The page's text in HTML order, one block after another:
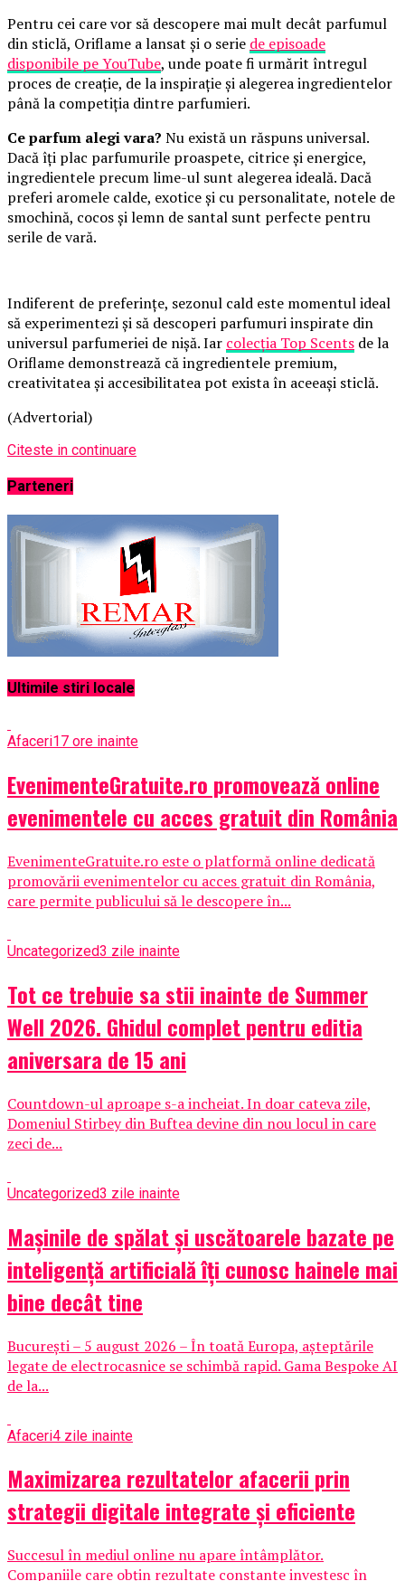
Pentru cei care vor să descopere mai mult decât parfumul
din sticlă, Oriflame a lansat și o serie de episoade
disponibile pe YouTube, unde poate fi urmărit întregul
proces de creație, de la inspirație și alegerea ingredientelor
până la competiția dintre parfumieri.
Ce parfum alegi vara? Nu există un răspuns universal.
Dacă îți plac parfumurile proaspete, citrice și energice,
ingredientele precum lime-ul sunt alegerea ideală. Dacă
preferi aromele calde, exotice și cu personalitate, notele de
smochină, cocos și lemn de santal sunt perfecte pentru
serile de vară.
Indiferent de preferințe, sezonul cald este momentul ideal
să experimentezi și să descoperi parfumuri inspirate din
universul parfumeriei de nișă. Iar colecția Top Scents de la
Oriflame demonstrează că ingredientele premium,
creativitatea și accesibilitatea pot exista în aceeași sticlă.
(Advertorial)
Citeste in continuare
Parteneri
Ultimile stiri locale
Afaceri17 ore inainte
EvenimenteGratuite.ro promovează online
evenimentele cu acces gratuit din România
EvenimenteGratuite.ro este o platformă online dedicată
promovării evenimentelor cu acces gratuit din România,
care permite publicului să le descopere în...
Uncategorized3 zile inainte
Tot ce trebuie sa stii inainte de Summer
Well 2026. Ghidul complet pentru editia
aniversara de 15 ani
Countdown-ul aproape s-a incheiat. In doar cateva zile,
Domeniul Stirbey din Buftea devine din nou locul in care
zeci de...
Uncategorized3 zile inainte
Mașinile de spălat și uscătoarele bazate pe
inteligență artificială îți cunosc hainele mai
bine decât tine
București – 5 august 2026 – În toată Europa, așteptările
legate de electrocasnice se schimbă rapid. Gama Bespoke AI
de la...
Afaceri4 zile inainte
Maximizarea rezultatelor afacerii prin
strategii digitale integrate și eficiente
Succesul în mediul online nu apare întâmplător.
Companiile care obțin rezultate constante investesc în